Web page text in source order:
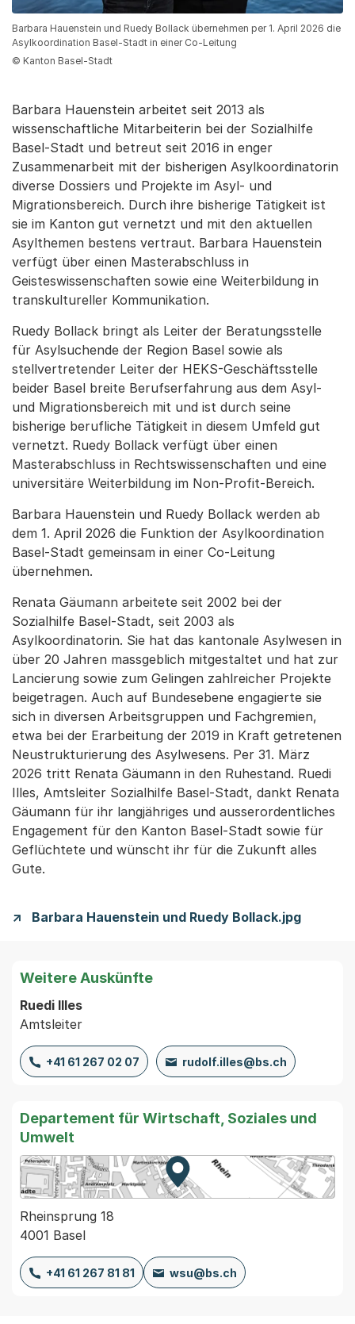
Barbara Hauenstein und Ruedy Bollack übernehmen per 1. April 2026 die
Asylkoordination Basel-Stadt in einer Co-Leitung
© Kanton Basel-Stadt
Barbara Hauenstein arbeitet seit 2013 als
wissenschaftliche Mitarbeiterin bei der Sozialhilfe
Basel-Stadt und betreut seit 2016 in enger
Zusammenarbeit mit der bisherigen Asylkoordinatorin
diverse Dossiers und Projekte im Asyl- und
Migrationsbereich. Durch ihre bisherige Tätigkeit ist
sie im Kanton gut vernetzt und mit den aktuellen
Asylthemen bestens vertraut. Barbara Hauenstein
verfügt über einen Masterabschluss in
Geisteswissenschaften sowie eine Weiterbildung in
transkultureller Kommunikation.
Ruedy Bollack bringt als Leiter der Beratungsstelle
für Asylsuchende der Region Basel sowie als
stellvertretender Leiter der HEKS-Geschäftsstelle
beider Basel breite Berufserfahrung aus dem Asyl-
und Migrationsbereich mit und ist durch seine
bisherige berufliche Tätigkeit in diesem Umfeld gut
vernetzt. Ruedy Bollack verfügt über einen
Masterabschluss in Rechtswissenschaften und eine
universitäre Weiterbildung im Non-Profit-Bereich.
Barbara Hauenstein und Ruedy Bollack werden ab
dem 1. April 2026 die Funktion der Asylkoordination
Basel-Stadt gemeinsam in einer Co-Leitung
übernehmen.
Renata Gäumann arbeitete seit 2002 bei der
Sozialhilfe Basel-Stadt, seit 2003 als
Asylkoordinatorin. Sie hat das kantonale Asylwesen in
über 20 Jahren massgeblich mitgestaltet und hat zur
Lancierung sowie zum Gelingen zahlreicher Projekte
beigetragen. Auch auf Bundesebene engagierte sie
sich in diversen Arbeitsgruppen und Fachgremien,
etwa bei der Erarbeitung der 2019 in Kraft getretenen
Neustrukturierung des Asylwesens. Per 31. März
2026 tritt Renata Gäumann in den Ruhestand. Ruedi
Illes, Amtsleiter Sozialhilfe Basel-Stadt, dankt Renata
Gäumann für ihr langjähriges und ausserordentliches
Engagement für den Kanton Basel-Stadt sowie für
Geflüchtete und wünscht ihr für die Zukunft alles
Gute.
Barbara Hauenstein und Ruedy Bollack.jpg
Weitere Auskünfte
Ruedi Illes
Amtsleiter
+41 61 267 02 07 rudolf.illes@bs.ch
Departement für Wirtschaft, Soziales und
Umwelt
Zur Karte von MapBS.
Externer Link, wird in einem
Rheinsprung 18
4001 Basel
+41 61 267 81 81 wsu@bs.ch